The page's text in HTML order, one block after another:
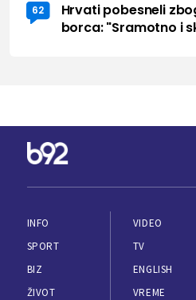
62
Hrvati pobesneli
borca: "Sramotno i
INFO
SPORT
BIZ
ŽIVOT
VIDEO
TV
ENGLISH
VREME